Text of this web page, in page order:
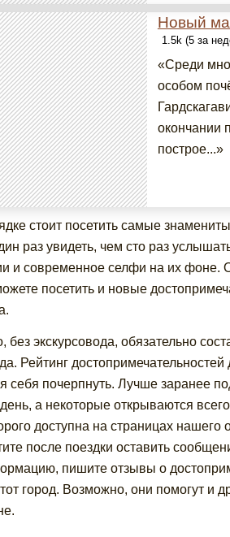
Новый
1.5k (5 за
«Среди
особом
окончании
построе...»
стоит посетить самые
раз увидеть, чем сто раз
и современное селфи на их фоне.
посетить и новые
без экскурсовода, обязательно
Рейтинг
себя почерпнуть. Лучше заранее
а некоторые открываются
доступна на страницах
после поездки оставить
пишите отзывы о
город. Возможно, они помогут и